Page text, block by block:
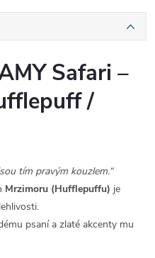
Safari –
/
tím pravým kouzlem.“
Mrzimoru (Hufflepuffu) je
psaní a zlaté akcenty mu